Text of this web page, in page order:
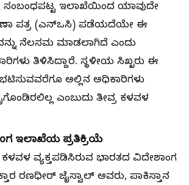
ಸಂಬಂಧಪಟ್ಟ ಇಲಾಖೆಯಿಂದ ಯಾವುದೇ
ಪತ್ರ (ಎನ್‌ಒಸಿ) ಪಡೆಯದೆಯೇ ಈ
ನೆಲಸಮ ಮಾಡಲಾಗಿದೆ ಎಂದು
ತಿಳಿಸಿದ್ದಾರೆ. ಸ್ಥಳೀಯ ಸಿಖ್ಖರು ಈ
ಅಲ್ಲಿನ ಅಧಿಕಾರಿಗಳು
ಎಂಬುದು ತೀವ್ರ ಕಳವಳ
ಇಲಾಖೆಯ ಪ್ರತಿಕ್ರಿಯೆ
ವ್ಯಕ್ತಪಡಿಸಿರುವ ಭಾರತದ ವಿದೇಶಾಂಗ
ರಣಧೀರ್ ಜೈಸ್ವಾಲ್ ಅವರು, ಪಾಕಿಸ್ತಾನ